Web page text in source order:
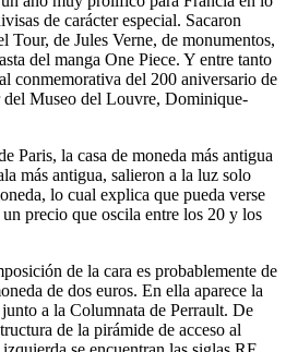
de carácter especial. Sacaron
Tour, de Jules Verne, de monumentos,
del manga One Piece. Y entre tanto
conmemorativa del 200 aniversario de
Museo del Louvre, Dominique-
Paris, la casa de moneda más antigua
más antigua, salieron a la luz solo
lo cual explica que pueda verse
precio que oscila entre los 20 y los
de la cara es probablemente de
de dos euros. En ella aparece la
junto a la Columnata de Perrault. De
de la pirámide de acceso al